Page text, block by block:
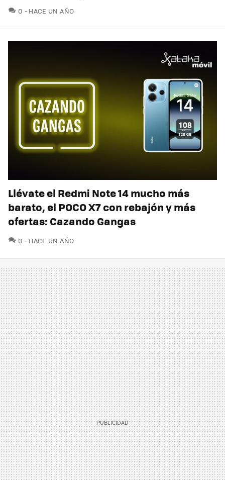
0 COMENTARIOS
HACE UN AÑO
Llévate el Redmi Note 14 mucho más
barato, el POCO X7 con rebajón y más
ofertas: Cazando Gangas
0 COMENTARIOS
HACE UN AÑO